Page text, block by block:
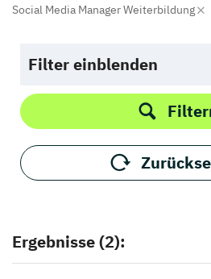
Social Media Manager Weiterbildung
Filter einblenden
Ergebnisse (2):